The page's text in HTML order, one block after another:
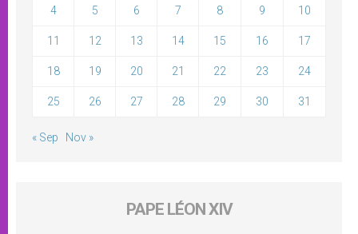
4 5 6 7 8 9 10
11 12 13 14 15 16 17
18 19 20 21 22 23 24
25 26 27 28 29 30 31
« Sep Nov »
PAPE LÉON XIV